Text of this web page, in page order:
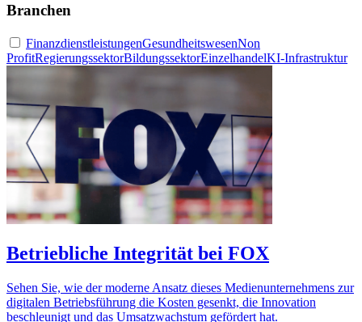
Branchen
FinanzdienstleistungenGesundheitswesenNon
ProfitRegierungssektorBildungssektorEinzelhandelKI-Infrastruktur
Betriebliche Integrität bei FOX
Sehen Sie, wie der moderne Ansatz dieses Medienunternehmens zur
digitalen Betriebsführung die Kosten gesenkt, die Innovation
beschleunigt und das Umsatzwachstum gefördert hat.